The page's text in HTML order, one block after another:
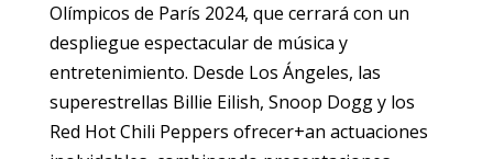
Olímpicos de París 2024, que cerrará con un
despliegue espectacular de música y
entretenimiento. Desde Los Ángeles, las
superestrellas Billie Eilish, Snoop Dogg y los
Red Hot Chili Peppers ofrecer+an actuaciones